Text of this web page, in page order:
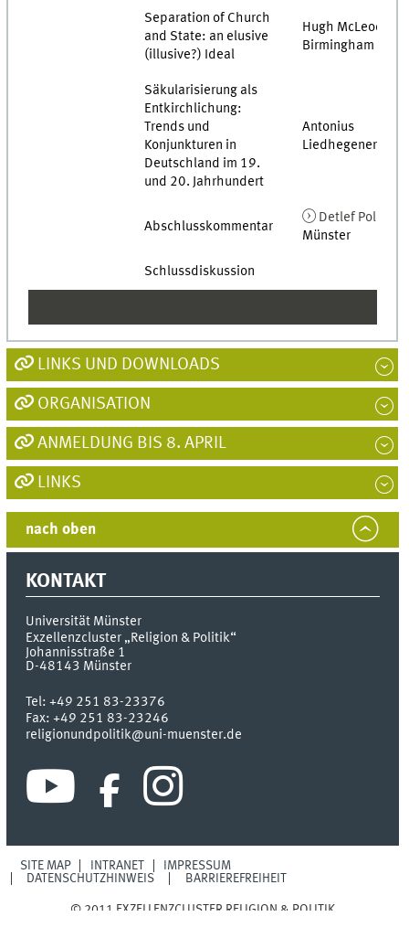
Separation of Church
and State: an elusive
(illusive?) Ideal
Hugh McLeod,
Birmingham
Säkularisierung als
Entkirchlichung:
Trends und
Konjunkturen in
Deutschland im 19.
und 20. Jahrhundert
Antonius
Liedhegener,
Abschlusskommentar
Detlef Pollack
Münster
Schlussdiskussion
LINKS UND DOWNLOADS
ORGANISATION
ANMELDUNG BIS 8. APRIL
LINKS
nach oben
KONTAKT
Universität Münster
Exzellenzcluster „Religion & Politik“
Johannisstraße 1
D-48143 Münster
Tel:+49 251 83-23376
Fax:+49 251 83-23246
religionundpolitik@uni-muenster.de
SITE MAP INTRANET
IMPRESSUM
DATENSCHUTZHINWEIS
BARRIEREFREIHEIT
© 2011 EXZELLENZCLUSTER RELIGION & POLITIK